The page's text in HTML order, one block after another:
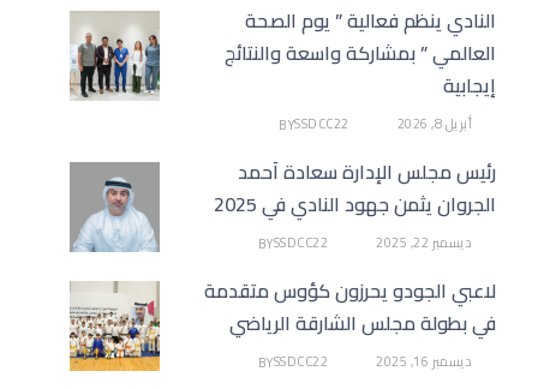
النادي ينظم فعالية ” يوم الصحة
العالمي ” بمشاركة واسعة والنتائج
إيجابية
أبريل 8, 2026 BYSSDCC22
رئيس مجلس الإدارة سعادة أحمد
الجروان يثمن جهود النادي في 2025
ديسمبر 22, 2025 BYSSDCC22
لاعبي الجودو يحرزون كؤوس متقدمة
في بطولة مجلس الشارقة الرياضي
ديسمبر 16, 2025 BYSSDCC22